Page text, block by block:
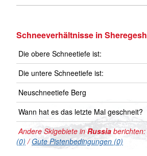
Schneeverhältnisse in Sheregesh
Die obere Schneetiefe ist:
Die untere Schneetiefe ist:
Neuschneetiefe Berg
Wann hat es das letzte Mal geschneit?
Andere Skigebiete inRussia berichten:
(0) /Gute Pistenbedingungen (0)